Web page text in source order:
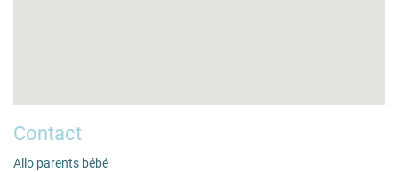
Contact
Allo parents bébé